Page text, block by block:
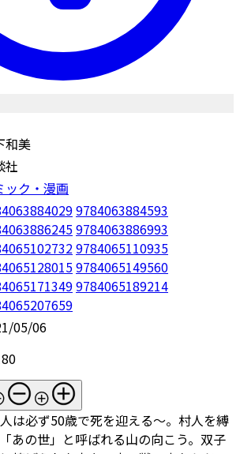
和美
社
ック・漫画
9784063884593
9784063886993
9784065110935
9784065149560
9784065189214
05/06
は必ず50歳で死を迎える～。村人を縛
あの世」と呼ばれる山の向こう。双子